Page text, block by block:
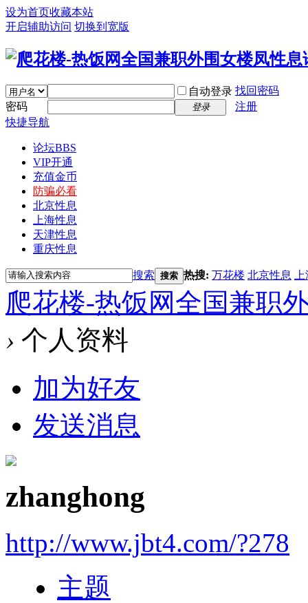
设为首页收藏本站
开启辅助访问 切换到宽版
自动登录 找回密码
密码
登录
注册
快捷导航
论坛BBS
VIP开通
充值金币
防骗必看
北京性息
上海性息
天津性息
重庆性息
搜索 搜索 热搜: 万花楼 北京性息
爬花楼-热饭网全国兼职
› 个人资料
加为好友
发送消息
zhanghong
http://www.jbt4.com/?278
主题